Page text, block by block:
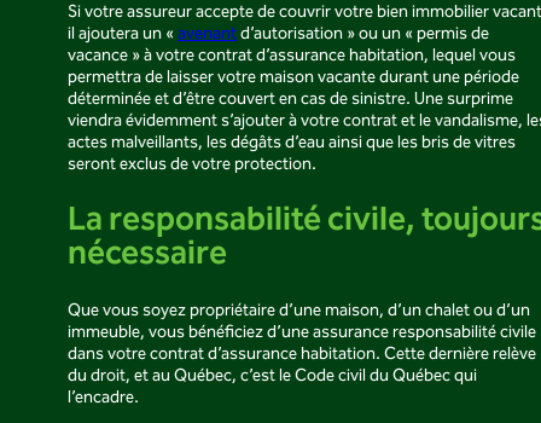
Si votre assureur accepte de couvrir votre bien immobilier
il ajoutera un «avenantd’autorisation » ou un « permis de
vacance » à votre contrat d’assurance habitation, lequel vous
permettra de laisser votre maison vacante durant une période
déterminée et d’être couvert en cas de sinistre. Une surprime
viendra évidemment s’ajouter à votre contrat et le vandalisme,
actes malveillants, les dégâts d’eau ainsi que les bris de vitres
seront exclus de votre protection.
La responsabilité civile,
nécessaire
Que vous soyez propriétaire d’une maison, d’un chalet ou d’un
immeuble, vous bénéficiez d’une assurance responsabilité civile
dans votre contrat d’assurance habitation. Cette dernière relève
du droit, et au Québec, c’est le Code civil du Québec qui
l’encadre.